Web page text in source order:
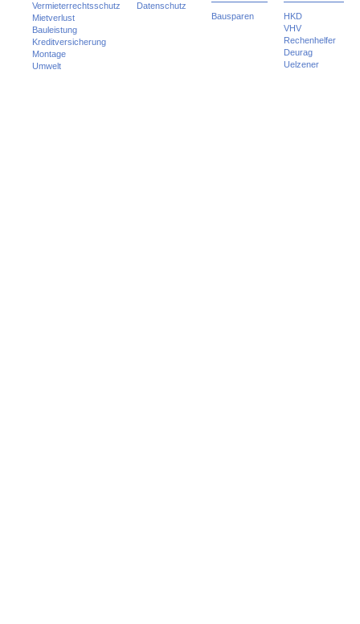
Vermieterrechtsschutz
Mietverlust
Bauleistung
Kreditversicherung
Montage
Umwelt
Datenschutz
Bausparen
HKD
VHV
Rechenhelfer
Deurag
Uelzener